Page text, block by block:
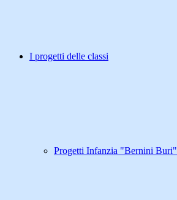
I progetti delle classi
Progetti Infanzia "Bernini Buri"